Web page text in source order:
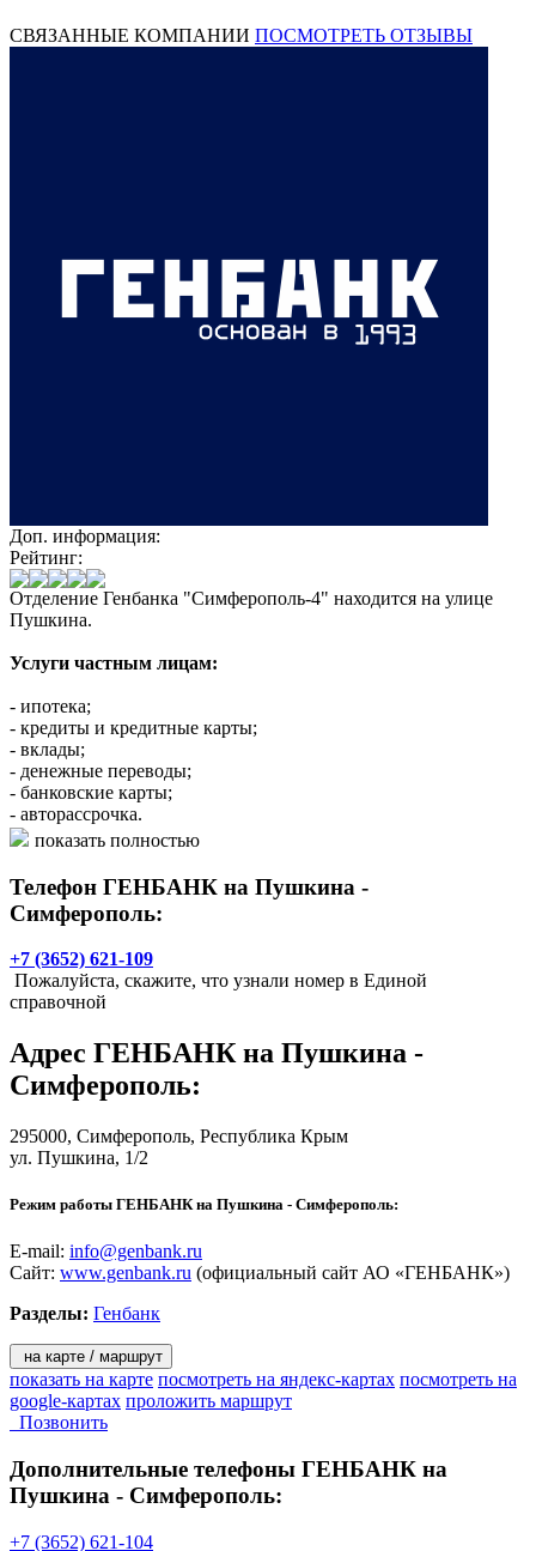
СВЯЗАННЫЕ КОМПАНИИ ПОСМОТРЕТЬ ОТЗЫВЫ
Доп. информация:
Рейтинг:
Отделение Генбанка "Симферополь-4" находится на улице
Пушкина.
Услуги частным лицам:
- ипотека;
- кредиты и кредитные карты;
- вклады;
- денежные переводы;
- банковские карты;
- авторасcрочка.
- депозиты;
- валютный контроль;
- эквайринг;
- инкассация.
показать полностью
Телефон ГЕНБАНК на Пушкина -
Симферополь:
+7 (3652) 621-109
Пожалуйста, скажите, что узнали номер в Единой
справочной
Адрес ГЕНБАНК на Пушкина -
Симферополь:
295000, Симферополь, Республика Крым
ул. Пушкина, 1/2
Режим работы ГЕНБАНК на Пушкина - Симферополь:
E-mail: info@genbank.ru
Сайт: www.genbank.ru (официальный сайт АО «ГЕНБАНК»)
Разделы: Генбанк
на карте / маршрут
показать на карте посмотреть на яндекс-картах посмотреть на
google-картах проложить маршрут
Позвонить
Дополнительные телефоны ГЕНБАНК на
Пушкина - Симферополь:
+7 (3652) 621-104